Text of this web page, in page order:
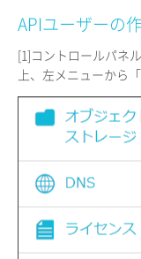
APIユーザーの
[1]コントロールパネ
上、左メニューから